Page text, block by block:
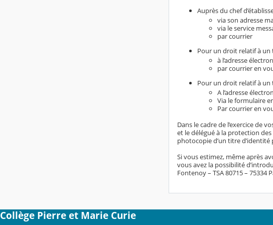
Auprès du chef
via son adresse
via le service
par courrier
Pour un droit relatif à
à l’adresse
par courrier en
Pour un droit relatif à
A l’adresse
Via le formulaire
Par courrier en
Dans le cadre de l’exercice de
et le délégué à la protection
photocopie d’un titre
Si vous estimez, même après
vous avez la possibilité
Fontenoy – TSA 80715 – 75334
Collège Pierre et Marie Curie